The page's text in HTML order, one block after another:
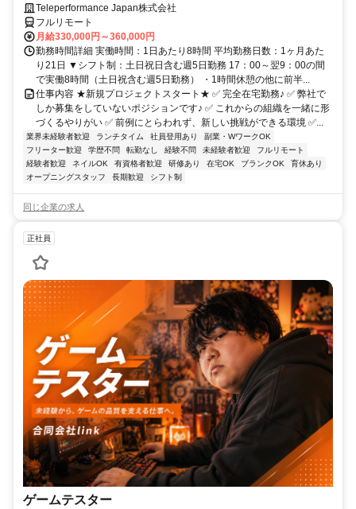
Teleperformance Japan株式会社
フルリモート
月給330,000円～360,000円
勤務時間詳細 実働時間：1日あたり8時間 平均勤務日数：1ヶ月あた
り21日 ▼シフト制：土日祝日含む週5日勤務 17：00～翌9：00の間
で実働8時間（土日祝含む週5日勤務） ・1時間休憩の他に前半...
仕事内容 ★新規プロジェクトスタート★ ✅ 完全在宅勤務♪ ✅ 弊社で
しか募集をしていないポジションです♪ ✅ これからの組織を一緒に形
づくるやりがい ✅ 前例にとらわれず、新しい挑戦ができる環境 ✅...
業界未経験者歓迎 ランチタイム 社員登用あり
副業・WワークOK
フリーター歓迎
学歴不問 転勤なし 経験不問 未経験者歓迎
フルリモート
経験者歓迎
ネイルOK 有資格者歓迎 研修あり 在宅OK ブランクOK
育休あり
オープニングスタッフ
長期歓迎 シフト制
同じ企業の求人
正社員
ゲームテスター